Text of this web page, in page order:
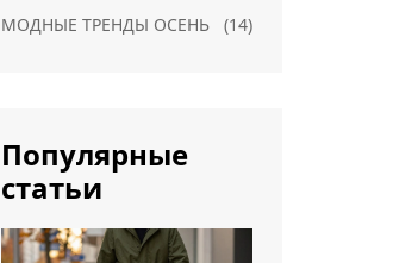
МОДНЫЕ ТРЕНДЫ ОСЕНЬ
(14)
Популярные
статьи